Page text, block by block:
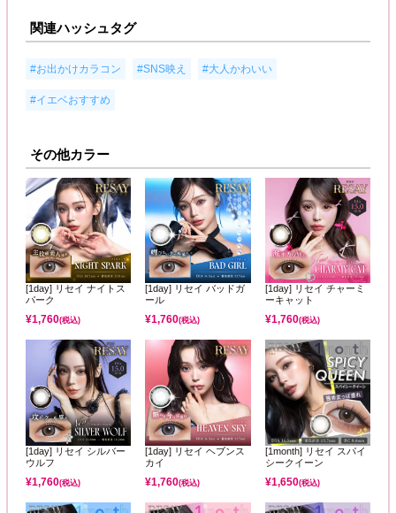
関連ハッシュタグ
#お出かけカラコン #SNS映え #大人かわいい
#イエベおすすめ
その他カラー
[1day] リセイ ナイトス
パーク
¥1,760(税込)
[1day] リセイ バッドガ
ール
¥1,760(税込)
[1day] リセイ チャーミ
ーキャット
¥1,760(税込)
[1day] リセイ シルバー
ウルフ
¥1,760(税込)
[1day] リセイ ヘブンス
カイ
¥1,760(税込)
[1month] リセイ スパイ
シークイーン
¥1,650(税込)